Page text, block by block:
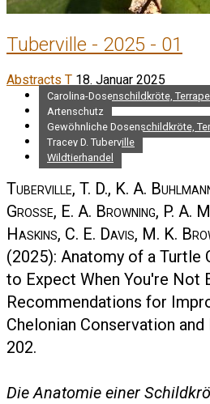
Tuberville - 2025 - 01
Abstracts T 18. Januar 2025
Carolina-Dosenschildkröte,
Artenschutz
Gewöhnliche Dosenschildkröte,
Tracey D. Tuberville
Wildtierhandel
Tuberville, T. D., K. A.
Grosse, E. A. Browning, P. A.
Haskins, C. E. Davis, M. K.
(2025): Anatomy of a Turtle
to Expect When You're Not
Recommendations for
Chelonian Conservation
202.
Die Anatomie einer